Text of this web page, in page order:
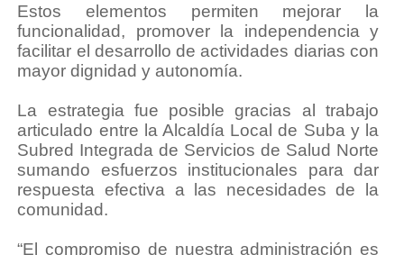
Estos elementos permiten mejorar la
funcionalidad, promover la independencia y
facilitar el desarrollo de actividades diarias con
mayor dignidad y autonomía.
La estrategia fue posible gracias al trabajo
articulado entre la Alcaldía Local de Suba y la
Subred Integrada de Servicios de Salud Norte
sumando esfuerzos institucionales para dar
respuesta efectiva a las necesidades de la
comunidad.
“El compromiso de nuestra administración es